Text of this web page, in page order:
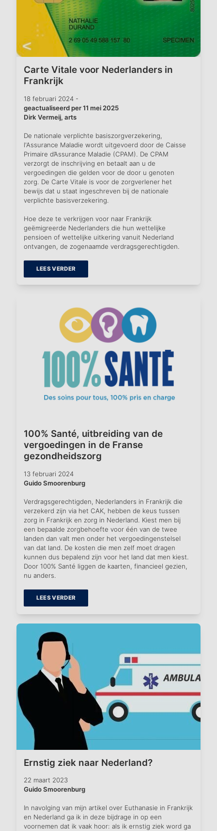
Carte Vitale voor Nederlanders in
Frankrijk
18 februari 2024 -
geactualiseerd per 11 mei 2025
Dirk Vermeij, arts
De nationale verplichte basiszorgverzekering,
l'Assurance Maladie wordt uitgevoerd door de Caisse
Primaire d’Assurance Maladie (CPAM). De CPAM
verzorgt de inschrijving en betaalt aan u de
vergoedingen die gelden voor de door u genoten
zorg. De Carte Vitale is voor de zorgverlener het
bewijs dat u staat ingeschreven bij de nationale
verplichte basisverzekering.
Hoe deze te verkrijgen voor naar Frankrijk
geëmigreerde Nederlanders die hun wettelijke
pensioen of wettelijke uitkering vanuit Nederland
ontvangen, de zogenaamde verdragsgerechtigden.
LEES VERDER
100% Santé, uitbreiding van de
vergoedingen in de Franse
gezondheidszorg
13 februari 2024
Guido Smoorenburg
Verdragsgerechtigden, Nederlanders in Frankrijk die
verzekerd zijn via het CAK, hebben de keus tussen
zorg in Frankrijk en zorg in Nederland. Kiest men bij
een bepaalde zorgbehoefte voor één van de twee
landen dan valt men onder het vergoedingenstelsel
van dat land. De kosten die men zelf moet dragen
kunnen dus bepalend zijn voor het land dat men kiest.
Door 100% Santé liggen de kaarten, financieel gezien,
nu anders.
LEES VERDER
Ernstig ziek naar Nederland?
22 maart 2023
Guido Smoorenburg
In navolging van mijn artikel over Euthanasie in Frankrijk
en Nederland ga ik in deze bijdrage in op een
voornemen dat ik vaak hoor: als ik ernstig ziek word ga